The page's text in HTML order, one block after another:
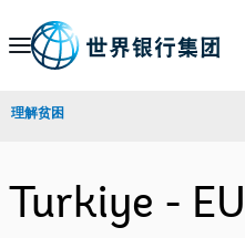
Skip
Navigation
理解贫困
Turkiye -